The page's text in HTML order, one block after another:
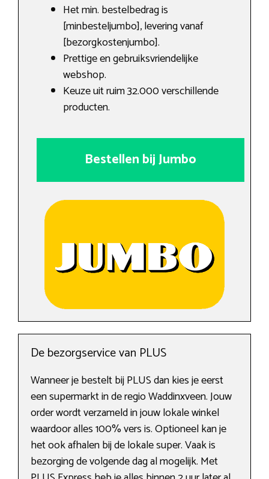
Het min. bestelbedrag is
[minbesteljumbo], levering vanaf
[bezorgkostenjumbo].
Prettige en gebruiksvriendelijke
webshop.
Keuze uit ruim 32.000 verschillende
producten.
Bestellen bij Jumbo
De bezorgservice van PLUS
Wanneer je bestelt bij PLUS dan kies je eerst
een supermarkt in de regio Waddinxveen. Jouw
order wordt verzameld in jouw lokale winkel
waardoor alles 100% vers is. Optioneel kan je
het ook afhalen bij de lokale super. Vaak is
bezorging de volgende dag al mogelijk. Met